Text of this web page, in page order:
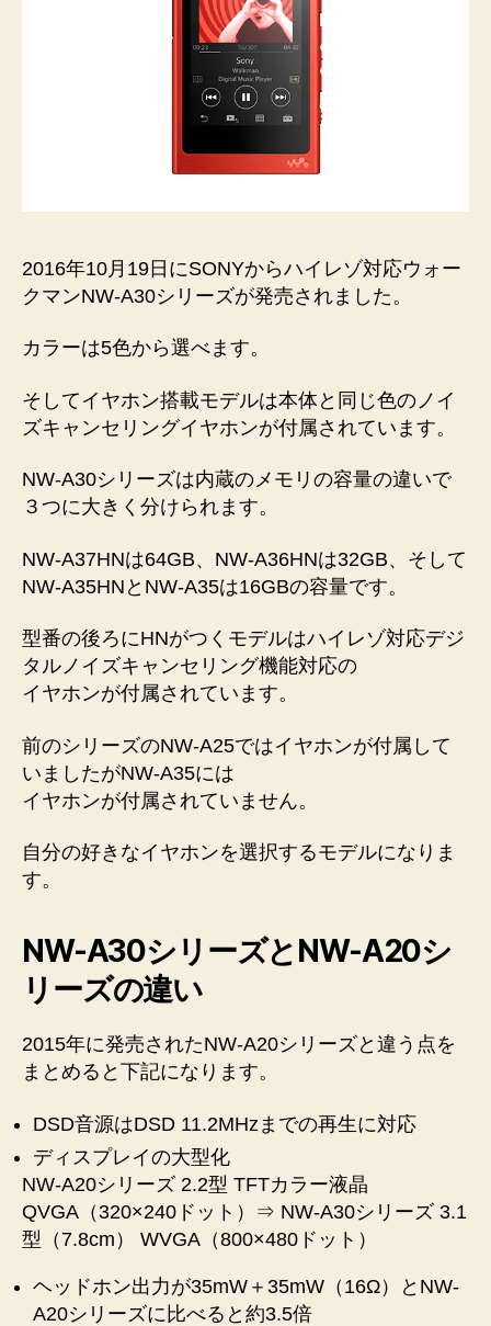
2016年10月19日にSONYからハイレゾ対応ウォー
クマンNW-A30シリーズが発売されました。
カラーは5色から選べます。
そしてイヤホン搭載モデルは本体と同じ色のノイ
ズキャンセリングイヤホンが付属されています。
NW-A30シリーズは内蔵のメモリの容量の違いで
３つに大きく分けられます。
NW-A37HNは64GB、NW-A36HNは32GB、そして
NW-A35HNとNW-A35は16GBの容量です。
型番の後ろにHNがつくモデルはハイレゾ対応デジ
タルノイズキャンセリング機能対応の
イヤホンが付属されています。
前のシリーズのNW-A25ではイヤホンが付属して
いましたがNW-A35には
イヤホンが付属されていません。
自分の好きなイヤホンを選択するモデルになりま
す。
NW-A30シリーズとNW-A20シ
リーズの違い
2015年に発売されたNW-A20シリーズと違う点を
まとめると下記になります。
DSD音源はDSD 11.2MHzまでの再生に対応
ディスプレイの大型化
NW-A20シリーズ 2.2型 TFTカラー液晶
QVGA（320×240ドット）⇒ NW-A30シリーズ 3.1
型（7.8cm） WVGA（800×480ドット）
ヘッドホン出力が35mW＋35mW（16Ω）とNW-
A20シリーズに比べると約3.5倍